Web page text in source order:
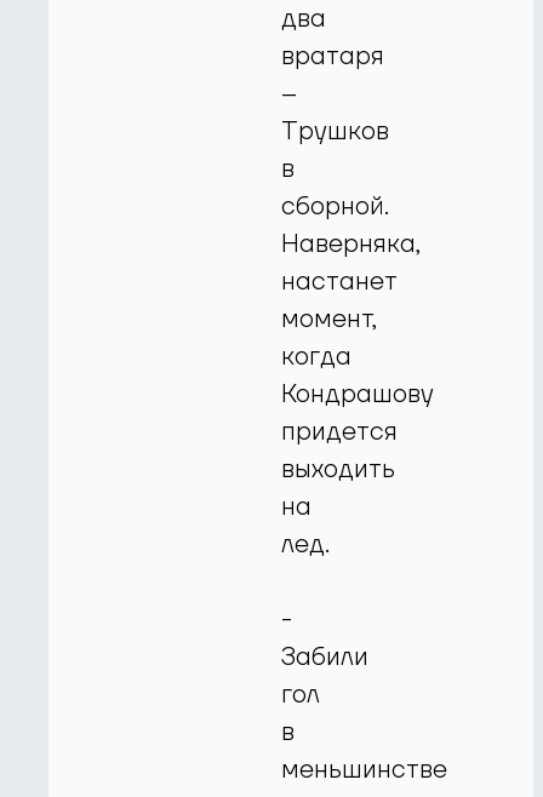
два
вратаря
–
Трушков
в
сборной.
Наверняка,
настанет
момент,
когда
Кондрашову
придется
выходить
на
лед.
-
Забили
гол
в
меньшинстве